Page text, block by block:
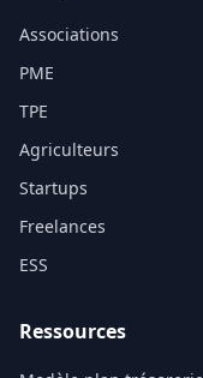
Associations
PME
TPE
Agriculteurs
Startups
Freelances
ESS
Ressources